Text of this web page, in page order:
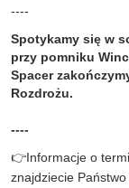
----
Spotykamy się w
przy pomniku
Spacer
Rozdrożu.
----
👉Informacje o
znajdziecie